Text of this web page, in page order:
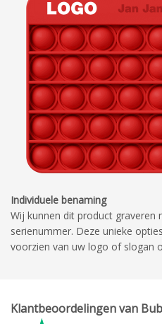
Individuele benaming
Wij kunnen dit product graveren
serienummer. Deze unieke
voorzien van uw logo of slogan
Klantbeoordelingen van